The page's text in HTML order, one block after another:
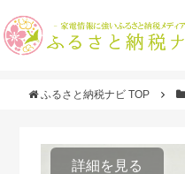
ふるさと納税ナビ TOP
詳細を見る